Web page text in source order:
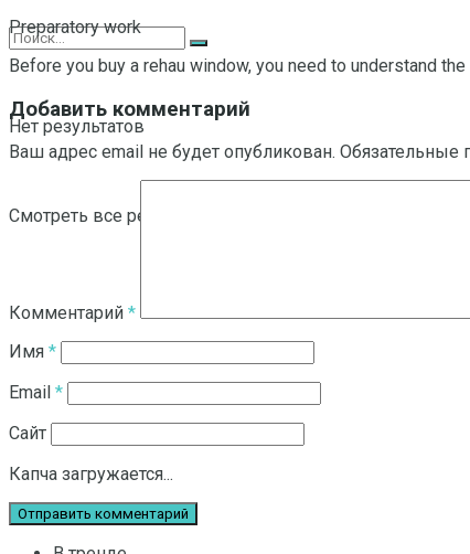
Нет результатов
Смотреть все результаты
Preparatory work
Before you buy a rehau window, you need to understand
Добавить комментарий
Ваш адрес email не будет опубликован. Обязательные
Комментарий *
Имя *
Email *
Сайт
Капча загружается...